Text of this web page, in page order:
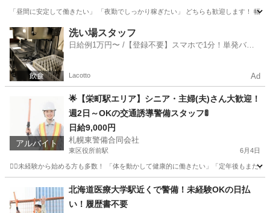
「昼間に安定して働きたい」 「夜勤でしっかり稼ぎたい」 どちらも歓迎しま
北海道 札幌市 東区役所前駅
洗い場スタッフ
日給例1万円〜 /【登録不要】スマホで1分！単発バイ
Lacotto Ad
アルバイト
🌟【栄町駅エリア】シニア・主婦(夫)さん大歓迎！
週2日～OKの交通誘導警備スタッフ🚦
日給9,000円
札幌東警備合同会社
東区役所前駅 6月4日
👷‍♂️未経験から始める方も多数！ 「体を動かして健康的に働きたい」「定年後もまだ
東区役所前駅 軽作業 スタッフ
北海道医療大学駅近くで警備！未経験OKの日払
い！履歴書不要